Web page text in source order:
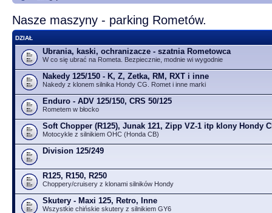
Nasze maszyny - parking Rometów.
DZIAŁ
Ubrania, kaski, ochranizacze - szatnia Rometowca
W co się ubrać na Rometa. Bezpiecznie, modnie wi wygodnie
Nakedy 125/150 - K, Z, Zetka, RM, RXT i inne
Nakedy z klonem silnika Hondy CG. Romet i inne marki
Enduro - ADV 125/150, CRS 50/125
Rometem w błocko
Soft Chopper (R125), Junak 121, Zipp VZ-1 itp klony Hondy
Motocykle z silnikiem OHC (Honda CB)
Division 125/249
R125, R150, R250
Choppery/cruisery z klonami silników Hondy
Skutery - Maxi 125, Retro, Inne
Wszystkie chińskie skutery z silnikiem GY6